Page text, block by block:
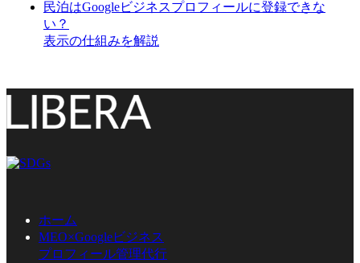
民泊はGoogleビジネスプロフィールに登録できな
い？
表示の仕組みを解説
ホーム
MEO×Googleビジネス
プロフィール管理代行